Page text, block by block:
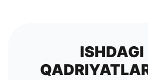
ISHDAGI